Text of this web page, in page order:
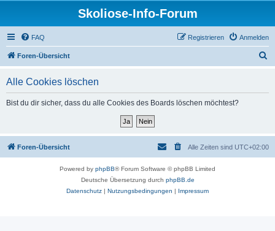
Skoliose-Info-Forum
FAQ Anmelden
Registrieren
Foren-Übersicht
Alle Cookies löschen
Bist du dir sicher, dass du alle Cookies des Boards löschen möchtest?
Foren-Übersicht Alle Zeiten sind UTC+02:00
Powered by phpBB® Forum Software © phpBB Limited
Deutsche Übersetzung durch phpBB.de
Datenschutz | Nutzungsbedingungen | Impressum